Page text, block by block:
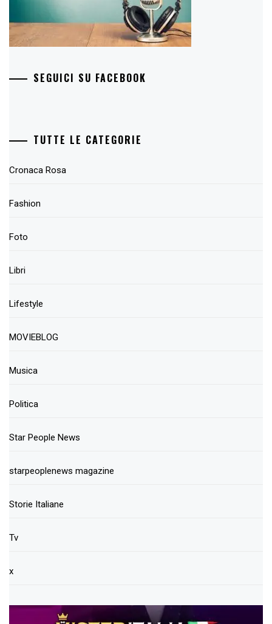
SEGUICI SU FACEBOOK
TUTTE LE CATEGORIE
Cronaca Rosa
Fashion
Foto
Libri
Lifestyle
MOVIEBLOG
Musica
Politica
Star People News
starpeoplenews magazine
Storie Italiane
Tv
x